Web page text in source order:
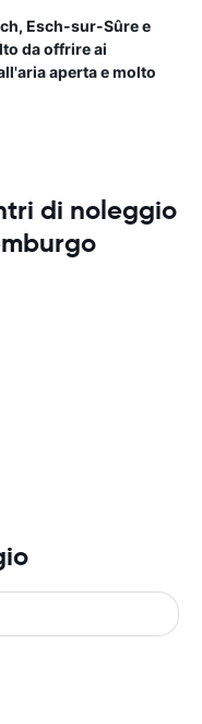
Esch-sur-Sûre e
da offrire ai
aperta e molto
di noleggio